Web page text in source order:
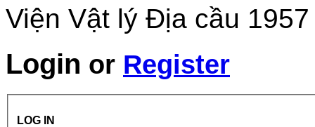
Viện Vật lý Địa cầu
Login or Register
LOG IN